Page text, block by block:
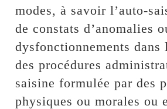
modes, à savoir l’auto-
de constats d’anomalies
dysfonctionnements dans
des procédures
saisine formulée par des
physiques ou morales ou